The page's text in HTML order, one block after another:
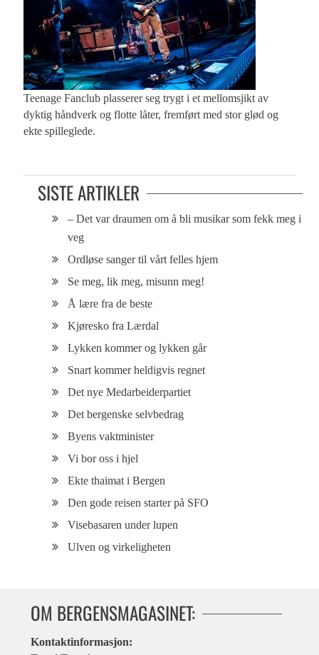
Teenage Fanclub plasserer seg trygt i et mellomsjikt av
dyktig håndverk og flotte låter, fremført med stor glød og
ekte spilleglede.
SISTE ARTIKLER
– Det var draumen om å bli musikar som fekk meg i
veg
Ordløse sanger til vårt felles hjem
Se meg, lik meg, misunn meg!
Å lære fra de beste
Kjøresko fra Lærdal
Lykken kommer og lykken går
Snart kommer heldigvis regnet
Det nye Medarbeiderpartiet
Det bergenske selvbedrag
Byens vaktminister
Vi bor oss i hjel
Ekte thaimat i Bergen
Den gode reisen starter på SFO
Visebasaren under lupen
Ulven og virkeligheten
OM BERGENSMAGASINET:
Kontaktinformasjon: